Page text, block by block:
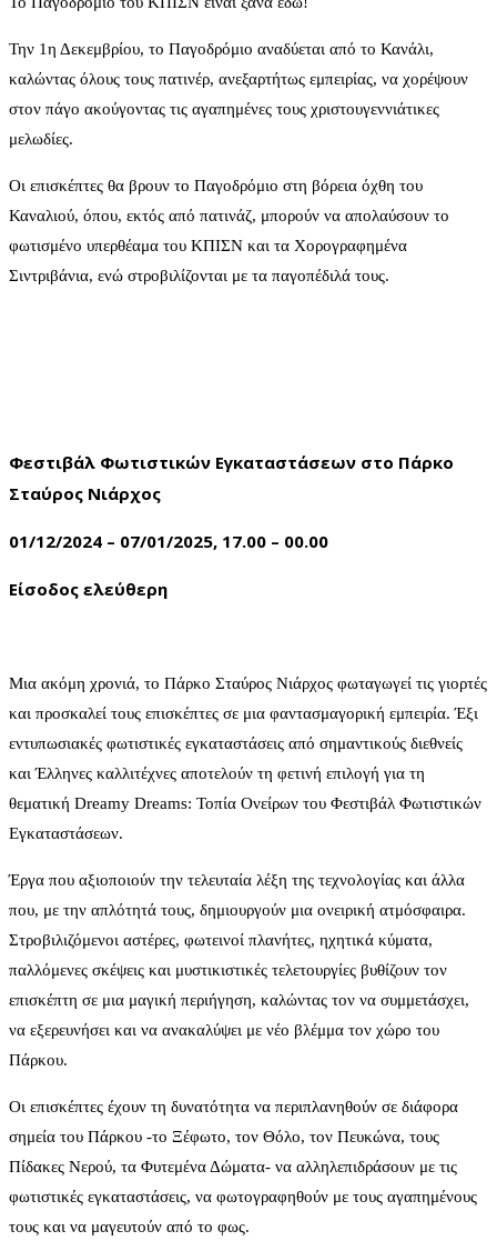
Την 1η Δεκεμβρίου, το Παγοδρόμιο αναδύεται από το Κανάλι,
καλώντας όλους τους πατινέρ, ανεξαρτήτως εμπειρίας, να χορέψουν
στον πάγο ακούγοντας τις αγαπημένες τους χριστουγεννιάτικες
μελωδίες.
Οι επισκέπτες θα βρουν το Παγοδρόμιο στη βόρεια όχθη του
Καναλιού, όπου, εκτός από πατινάζ, μπορούν να απολαύσουν το
φωτισμένο υπερθέαμα του ΚΠΙΣΝ και τα Χορογραφημένα
Σιντριβάνια, ενώ στροβιλίζονται με τα παγοπέδιλά τους.
Φεστιβάλ Φωτιστικών Εγκαταστάσεων στο Πάρκο
Σταύρος Νιάρχος
01/12/2024 – 07/01/2025, 17.00 – 00.00
Είσοδος ελεύθερη
Μια ακόμη χρονιά, το Πάρκο Σταύρος Νιάρχος φωταγωγεί τις γιορτές
και προσκαλεί τους επισκέπτες σε μια φαντασμαγορική εμπειρία. Έξι
εντυπωσιακές φωτιστικές εγκαταστάσεις από σημαντικούς διεθνείς
και Έλληνες καλλιτέχνες αποτελούν τη φετινή επιλογή για τη
θεματική Dreamy Dreams: Τοπία Ονείρων του Φεστιβάλ Φωτιστικών
Εγκαταστάσεων.
Έργα που αξιοποιούν την τελευταία λέξη της τεχνολογίας και άλλα
που, με την απλότητά τους, δημιουργούν μια ονειρική ατμόσφαιρα.
Στροβιλιζόμενοι αστέρες, φωτεινοί πλανήτες, ηχητικά κύματα,
παλλόμενες σκέψεις και μυστικιστικές τελετουργίες βυθίζουν τον
επισκέπτη σε μια μαγική περιήγηση, καλώντας τον να συμμετάσχει,
να εξερευνήσει και να ανακαλύψει με νέο βλέμμα τον χώρο του
Πάρκου.
Οι επισκέπτες έχουν τη δυνατότητα να περιπλανηθούν σε διάφορα
σημεία του Πάρκου -το Ξέφωτο, τον Θόλο, τον Πευκώνα, τους
Πίδακες Νερού, τα Φυτεμένα Δώματα- να αλληλεπιδράσουν με τις
φωτιστικές εγκαταστάσεις, να φωτογραφηθούν με τους αγαπημένους
τους και να μαγευτούν από το φως.